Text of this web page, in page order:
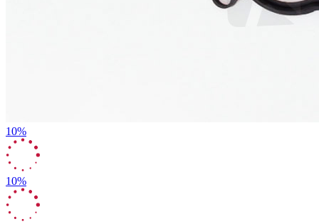
10%
10%